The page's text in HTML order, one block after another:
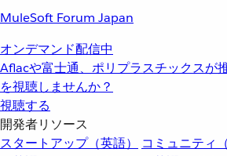
MuleSoft Forum Japan
オンデマンド配信中
Aflacや富士通、ポリプラスチックスが
を視聴しませんか？
視聴する
開発者リソース
スタートアップ（英語）
コミュニティ